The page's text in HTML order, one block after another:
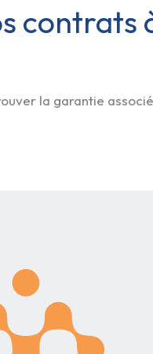
contrats
la garantie